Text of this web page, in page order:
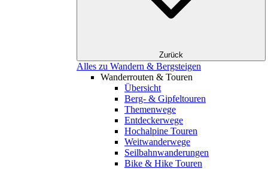
Zurück
Alles zu Wandern & Bergsteigen
Wanderrouten & Touren
Übersicht
Berg- & Gipfeltouren
Themenwege
Entdeckerwege
Hochalpine Touren
Weitwanderwege
Seilbahnwanderungen
Bike & Hike Touren